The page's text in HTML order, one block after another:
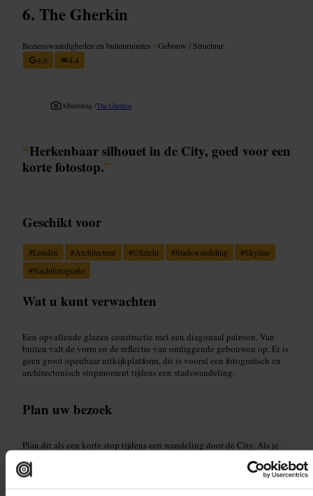
The Gherkin
Bezienswaardigheden en buitenruimtes •Gebouw / Structuur
4,6
4,4
Afbeelding /The Gherkin
“Herkenbaar silhouet in de City, goed voor een
korte fotostop.”
Geschikt voor
#Londen #Architectuur #Uitzicht #Stadswandeling #Skyline
#Nachtfotografie
Wat u kunt verwachten
Een opvallende glazen constructie met een diagonaal patroon. Van
buiten valt de vorm en de reflectie van omliggende gebouwen op. Er is
geen groot openbaar uitkijkplatform, dit is vooral een fotografisch en
architectonisch stopmoment tijdens een stadswandeling.
Plan uw bezoek
Plan dit als een korte stop tijdens een wandeling door de City. Als je
georganiseerde tours en reserveer van tevoren. Draag comfortabele
schoenen en neem een camera mee.